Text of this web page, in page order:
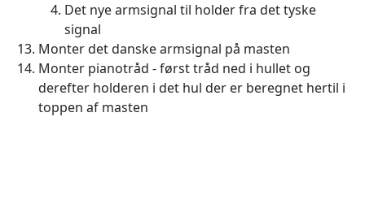
Det nye armsignal til holder fra det tyske
signal
Monter det danske armsignal på masten
Monter pianotråd - først tråd ned i hullet og
derefter holderen i det hul der er beregnet hertil i
toppen af masten